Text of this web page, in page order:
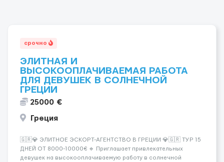
срочно
ЭЛИТНАЯ И
ВЫСОКООПЛАЧИВАЕМАЯ РАБОТА
ДЛЯ ДЕВУШЕК В СОЛНЕЧНОЙ
ГРЕЦИИ
25000 €
Греция
🇬🇷💎 ЭЛИТНОЕ ЭСКОРТ-АГЕНТСТВО В ГРЕЦИИ 💎🇬🇷 ТУР 15
ДНЕЙ ОТ 8000-10000€ 🔹 Приглашает привлекательных
девушек на высокооплачиваемую работу в солнечной